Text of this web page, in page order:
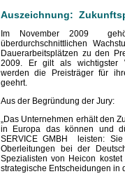
Auszeichnung:
Im November 2009
überdurchschnittlichen
Dauerarbeitsplätzen zu den
2009. Er gilt als wichtigster
werden die Preisträger für
geehrt.
Aus der Begründung der Jury:
„Das Unternehmen erhält den
in Europa das können und
SERVICE GMBH leisten: Sie
Oberleitungen bei der
Spezialisten von Heicon
strategische Entscheidungen in